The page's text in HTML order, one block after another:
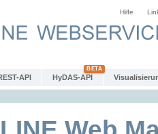
Hilfe
API HyDAS-API